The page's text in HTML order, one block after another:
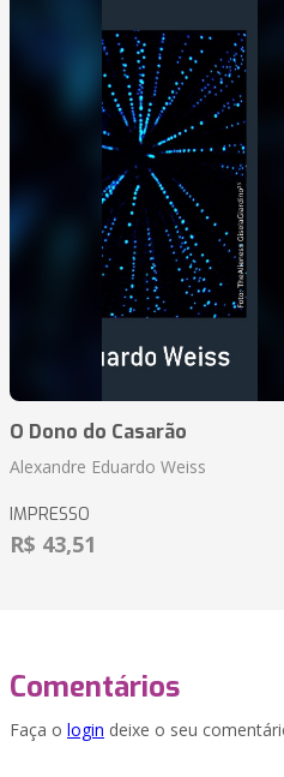
O Dono do Casarão
Alexandre Eduardo Weiss
IMPRESSO
R$ 43,51
Comentários
Faça o login deixe o seu